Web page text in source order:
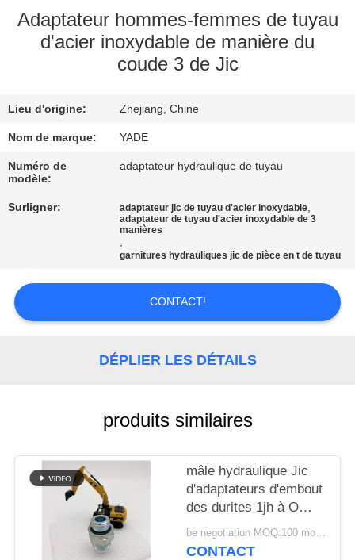
VISITE
D'USINE
DE
QUALITÉ
NOUS
DEMANDEZ
UNE
CITATION
PRIVACY
POLICY
Adaptateur hommes-femmes de tuyau
d'acier inoxydable de manière du
coude 3 de Jic
Lieu d'origine: Zhejiang, Chine
Nom de marque: YADE
Numéro de
modèle:
adaptateur hydraulique de tuyau
Surligner: adaptateur jic de tuyau d'acier inoxydable,
adaptateur de tuyau d'acier inoxydable de 3
manières
,
garnitures hydrauliques jic de pièce en t de tuyau
CONTACT!
DÉPLIER LES DÉTAILS
produits similaires
mâle hydraulique Jic
d'adaptateurs d'embout
des durites 1jh à O
métrique Ring Straight be negotiation MOQ:100 morceaux
CONTACT